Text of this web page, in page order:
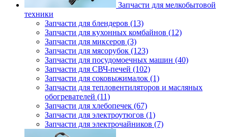
Запчасти для мелкобытовой
техники
Запчасти для блендеров (13)
Запчасти для кухонных комбайнов (12)
Запчасти для миксеров (3)
Запчасти для мясорубок (123)
Запчасти для посудомоечных машин (40)
Запчасти для СВЧ-печей (102)
Запчасти для соковыжималок (1)
Запчасти для тепловентиляторов и масляных
обогревателей (11)
Запчасти для хлебопечек (67)
Запчасти для электроутюгов (1)
Запчасти для электрочайников (7)